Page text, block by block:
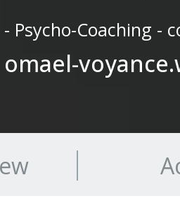
- Psycho-Coaching -
omael-